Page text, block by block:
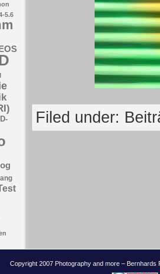
5.6
EOS
Filed under:
Copyright 2007 Photography and more –